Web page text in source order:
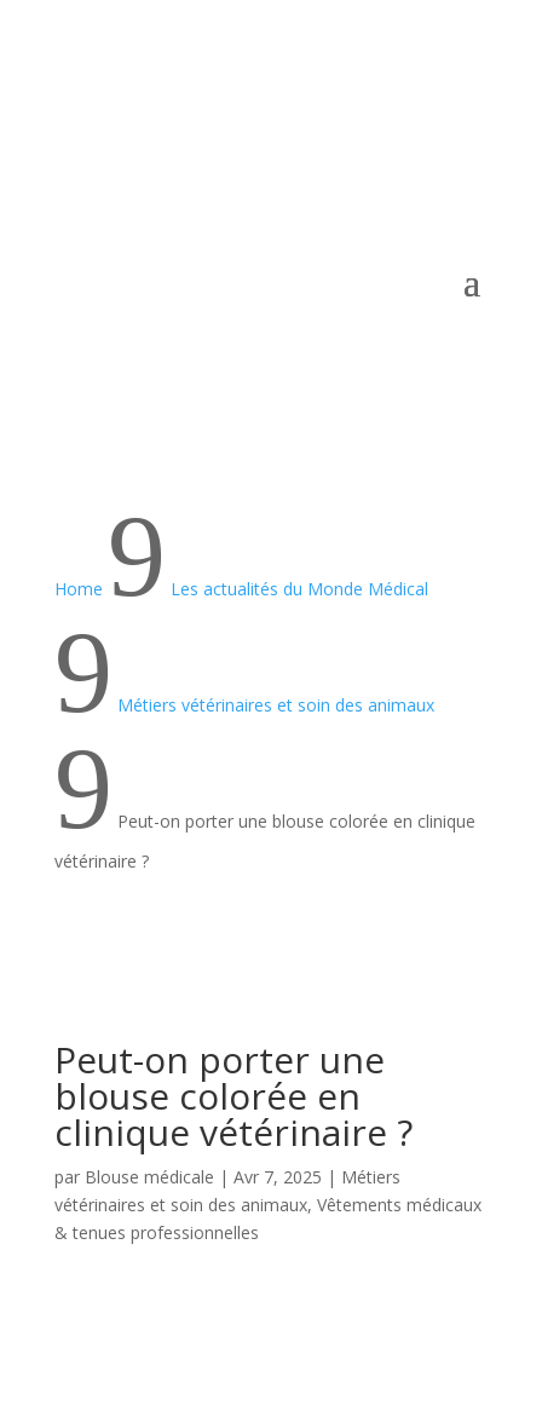
Home 9 Les actualités du Monde Médical
9 Métiers vétérinaires et soin des animaux
9 Peut-on porter une blouse colorée en clinique
vétérinaire ?
Peut-on porter une
blouse colorée en
clinique vétérinaire ?
par Blouse médicale | Avr 7, 2025 | Métiers
vétérinaires et soin des animaux, Vêtements médicaux
& tenues professionnelles